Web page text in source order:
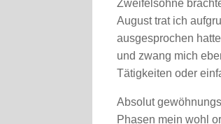
Zweifelsohne
August trat ich
ausgesprochen
und zwang mich
Tätigkeiten oder
Absolut
Phasen mein wohl